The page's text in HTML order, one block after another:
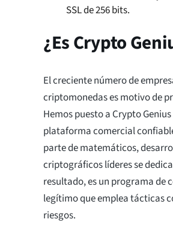
SSL de 256 bits.
¿Es Crypto
El creciente número de
criptomonedas es motivo de
Hemos puesto a Crypto
plataforma comercial
parte de matemáticos,
criptográficos líderes se
resultado, es un programa
legítimo que emplea tácticas
riesgos.